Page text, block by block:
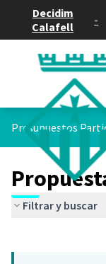
Decidim
Calafell
-
Presupuestos
Filtrar y buscar